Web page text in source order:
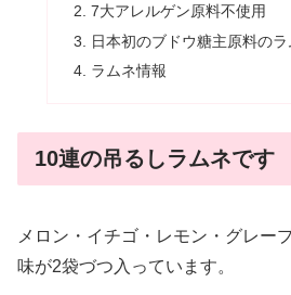
7大アレルゲン原料不使用
日本初のブドウ糖主原料の
ラムネ情報
10連の吊るしラムネです
メロン・イチゴ・レモン・グレー
味が2袋づつ入っています。